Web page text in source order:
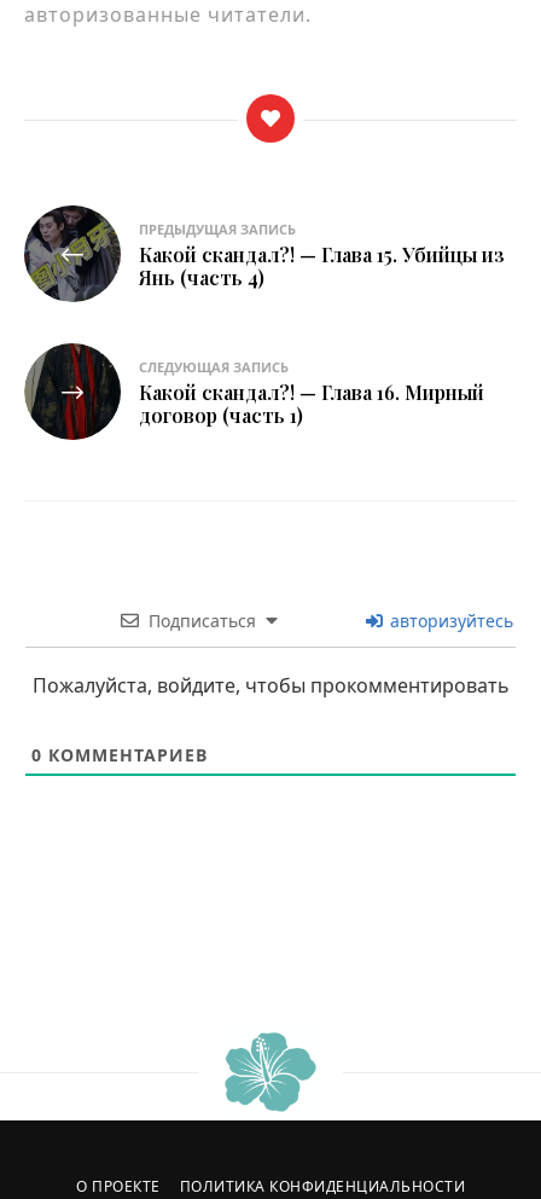
авторизованные читатели.
Навигация
по
записям
ПРЕДЫДУЩАЯ ЗАПИСЬ
Какой скандал?! — Глава 15. Убийцы из
Янь (часть 4)
СЛЕДУЮЩАЯ ЗАПИСЬ
Какой скандал?! — Глава 16. Мирный
договор (часть 1)
Подписаться авторизуйтесь
Пожалуйста, войдите, чтобы прокомментировать
0 КОММЕНТАРИЕВ
О ПРОЕКТЕ ПОЛИТИКА КОНФИДЕНЦИАЛЬНОСТИ